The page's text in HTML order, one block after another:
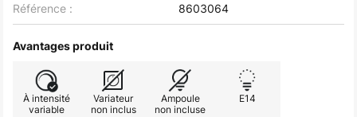
Référence : 8603064
Avantages produit
À intensité
variable
Variateur
non inclus
Ampoule
non incluse
E14